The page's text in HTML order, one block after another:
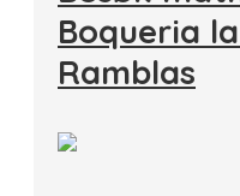
Boqueria
Ramblas